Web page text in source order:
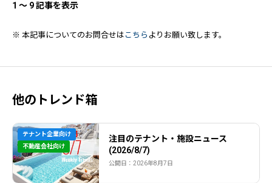
1 〜 9 記事を表示
※ 本記事についてのお問合せは こちら よりお願い致します。
他のトレンド箱
注目のテナント・施設ニュース
(2026/8/7)
公開日：2026年8月7日
テナント企業向け
不動産会社向け